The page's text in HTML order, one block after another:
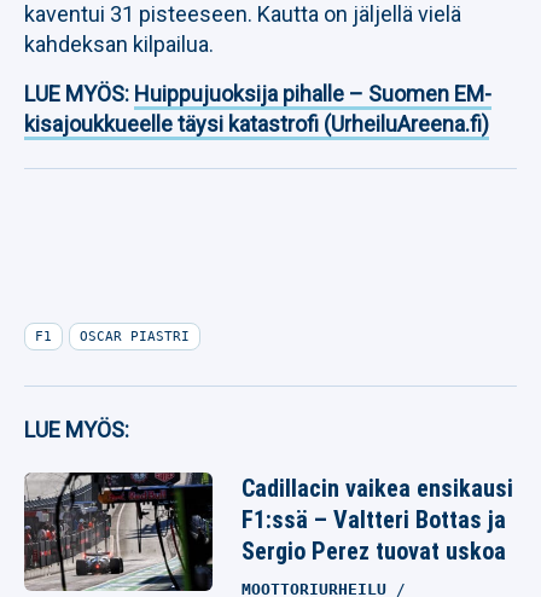
kaventui 31 pisteeseen. Kautta on jäljellä vielä
kahdeksan kilpailua.
LUE MYÖS: Huippujuoksija pihalle – Suomen EM-
kisajoukkueelle täysi katastrofi (UrheiluAreena.fi)
F1 OSCAR PIASTRI
LUE MYÖS:
Cadillacin vaikea ensikausi
F1:ssä – Valtteri Bottas ja
Sergio Perez tuovat uskoa
MOOTTORIURHEILU